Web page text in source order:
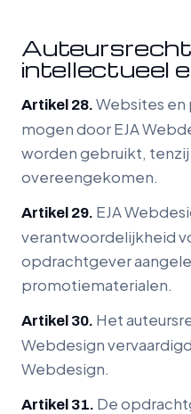
intellectueel
Artikel 28. Websites
mogen door EJA
worden gebruikt,
overeengekomen.
Artikel 29. EJA
verantwoordelijkheid
opdrachtgever
promotiematerialen.
Artikel 30. Het
Webdesign
Webdesign.
Artikel 31. De